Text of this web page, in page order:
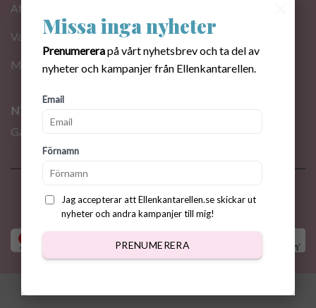
Missa inga nyheter
Prenumererapå vårt nyhetsbrev och ta del av
nyheter och kampanjer från Ellenkantarellen.
Email
Förnamn
Jag accepterar att Ellenkantarellen.se skickar ut
nyheter och andra kampanjer till mig!
PRENUMERERA
Affär
Varukorg
Mitt konto
NYHETSBREV
Gå med i nyhetsbrev!
© 2026 EllenKantarellen. Alla rättigheter förbehållna